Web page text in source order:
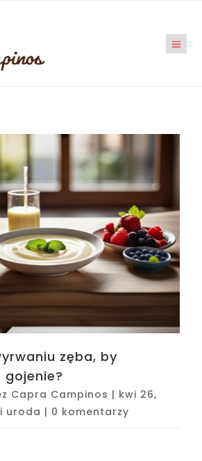
zęba, by
gojenie?
Capra Campinos | kwi 26,
uroda | 0 komentarzy